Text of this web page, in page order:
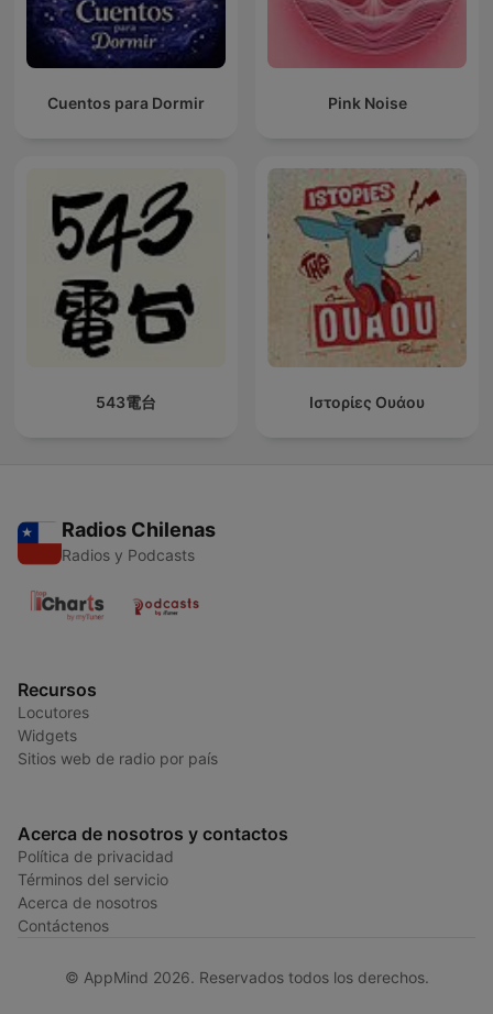
Cuentos para Dormir Pink Noise
543電台 Ιστορίες Ουάου
Radios Chilenas
Radios y Podcasts
Recursos
Locutores
Widgets
Sitios web de radio por país
Acerca de nosotros y contactos
Política de privacidad
Términos del servicio
Acerca de nosotros
Contáctenos
© AppMind 2026. Reservados todos los derechos.